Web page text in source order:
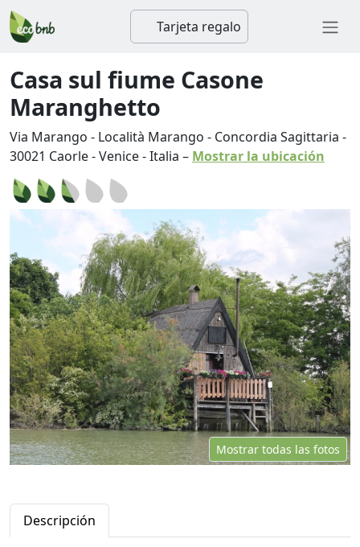
Tarjeta regalo
Casa sul fiume Casone
Maranghetto
Via Marango - Località Marango - Concordia Sagittaria -
30021 Caorle-Venice-Italia – Mostrar la ubicación
Mostrar todas las fotos
Descripción